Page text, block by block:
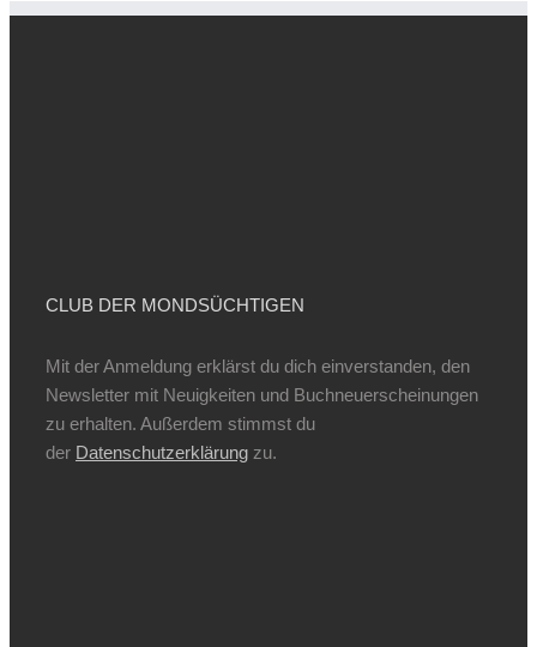
CLUB DER MONDSÜCHTIGEN
Mit der Anmeldung erklärst du dich einverstanden, den
Newsletter mit Neuigkeiten und Buchneuerscheinungen
zu erhalten. Außerdem stimmst du
der Datenschutzerklärung zu.